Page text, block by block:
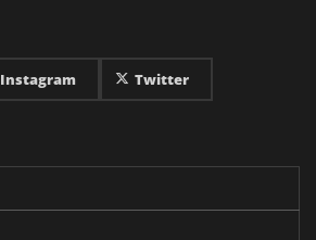
Instagram Twitter